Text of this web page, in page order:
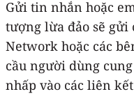
Gửi tin nhắn hoặc
tượng lừa đảo sẽ gửi
Network hoặc các
cầu người dùng
nhấp vào các liên